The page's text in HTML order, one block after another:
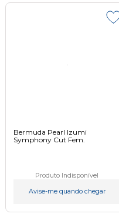
Bermuda Pearl Izumi
Symphony Cut Fem.
Produto Indisponível
Avise-me quando chegar